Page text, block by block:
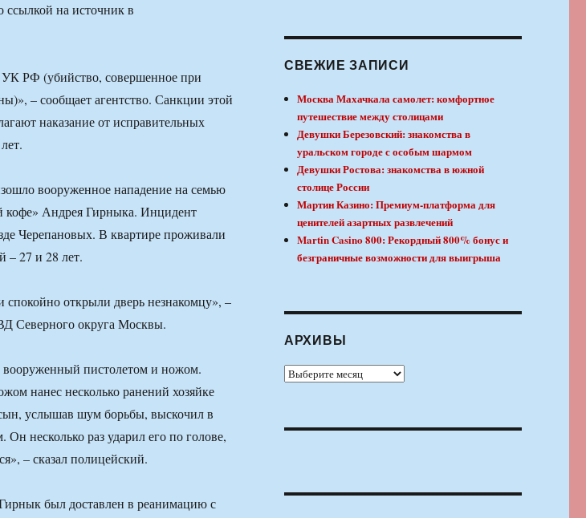
ссылкой на источник в
УК РФ (убийство, совершенное при
– сообщает агентство. Санкции этой
наказание от исправительных
вооруженное нападение на семью
кофе» Андрея Гирныка. Инцидент
Черепановых. В квартире проживали
– 27 и 28 лет.
открыли дверь незнакомцу», –
Северного округа Москвы.
вооруженный пистолетом и ножом.
нанес несколько ранений хозяйке
услышав шум борьбы, выскочил в
несколько раз ударил его по голове,
– сказал полицейский.
был доставлен в реанимацию с
СВЕЖИЕ ЗАПИСИ
Москва Махачкала самолет: комфортное
путешествие между столицами
Девушки Березовский: знакомства в
уральском городе с особым шармом
Девушки Ростова: знакомства в южной
столице России
Мартин Казино: Премиум-платформа для
ценителей азартных развлечений
Martin Casino 800: Рекордный 800% бонус и
безграничные возможности для выигрыша
АРХИВЫ
Архивы